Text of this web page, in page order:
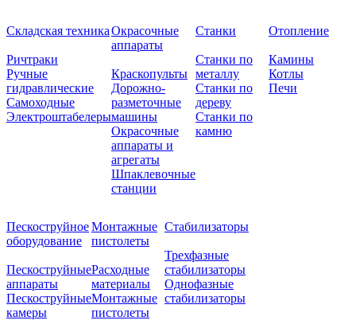
Складская техника
Ричтраки
Ручные
гидравлические
Самоходные
Электроштабелеры
Окрасочные
аппараты
Краскопульты
Дорожно-
разметочные
машины
Окрасочные
аппараты и
агрегаты
Шпаклевочные
станции
Станки
Станки по
металлу
Станки по
дереву
Станки по
камню
Отопление
Камины
Котлы
Печи
Пескоструйное
оборудование
Пескоструйные
аппараты
Пескоструйные
камеры
Монтажные
пистолеты
Расходные
материалы
Монтажные
пистолеты
Стабилизаторы
Трехфазные
стабилизаторы
Однофазные
стабилизаторы